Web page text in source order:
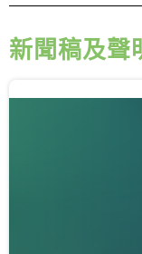
新聞稿及聲